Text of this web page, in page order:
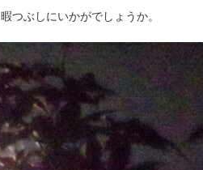
暇つぶしにいかがでしょうか。